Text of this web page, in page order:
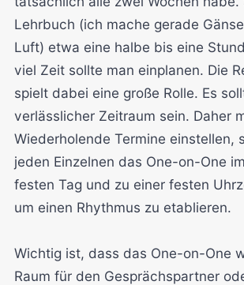
Lehrbuch (ich mache gerade
Luft) etwa eine halbe bis eine
viel Zeit sollte man einplanen. Die
spielt dabei eine große Rolle. Es
verlässlicher Zeitraum sein. Daher
Wiederholende Termine einstellen,
jeden Einzelnen das One-on-One
festen Tag und zu einer festen
um einen Rhythmus zu etablieren.
Wichtig ist, dass das One-on-One
Raum für den Gesprächspartner